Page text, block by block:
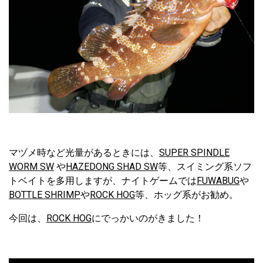
マヅメ時など光量があるときには、 SUPER SPINDLE
WORM SW やHAZEDONG SHAD SW等、スイミング系ソフ
トベイトを多用しますが、ナイトゲームではFUWABUGや
BOTTLE SHRIMPやROCK HOG等、ホッグ系がお勧め。
今回は、 ROCK HOGにでっかいのがきました！